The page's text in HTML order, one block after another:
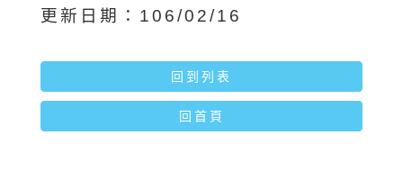
更新日期：106/02/16
回到列表
回首頁